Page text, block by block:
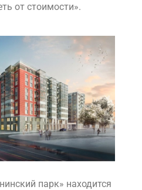
от стоимости».
парк» находится